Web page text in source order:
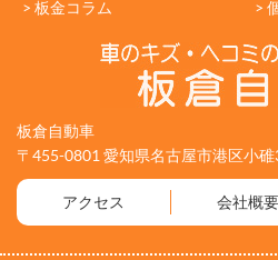
> 板金コラム
>
板倉自動車
〒455-0801 愛知県名古屋市港区小
アクセス 会社概要